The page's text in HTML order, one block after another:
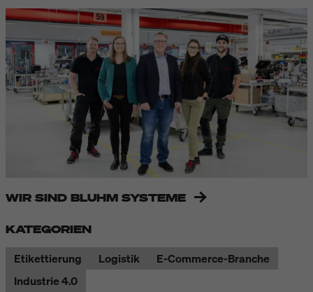
WIR SIND BLUHM SYSTEME
KATEGORIEN
Etikettierung
Logistik
E-Commerce-Branche
Industrie 4.0